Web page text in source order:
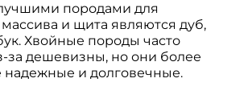
породами для
и щита являются дуб,
Хвойные породы часто
за дешевизны, но они более
надежные и долговечные.